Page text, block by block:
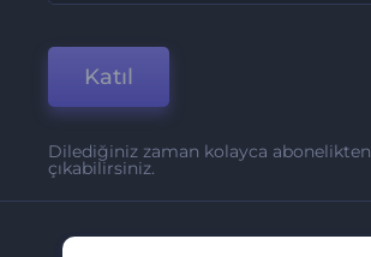
Katıl
Dilediğiniz zaman kolayca abonelikten
çıkabilirsiniz.